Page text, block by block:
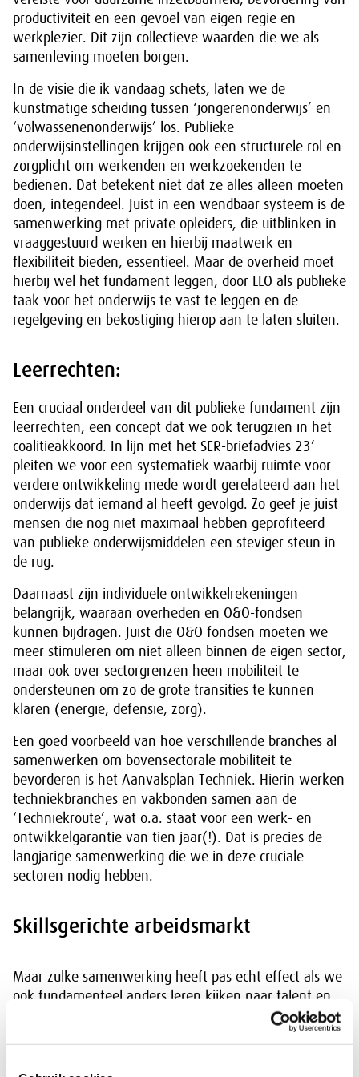
productiviteit en een gevoel van eigen regie en
werkplezier. Dit zijn collectieve waarden die we als
samenleving moeten borgen.
In de visie die ik vandaag schets, laten we de
kunstmatige scheiding tussen ‘jongerenonderwijs’ en
‘volwassenenonderwijs’ los. Publieke
onderwijsinstellingen krijgen ook een structurele rol en
zorgplicht om werkenden en werkzoekenden te
bedienen. Dat betekent niet dat ze alles alleen moeten
doen, integendeel. Juist in een wendbaar systeem is de
samenwerking met private opleiders, die uitblinken in
vraaggestuurd werken en hierbij maatwerk en
flexibiliteit bieden, essentieel. Maar de overheid moet
hierbij wel het fundament leggen, door LLO als publieke
taak voor het onderwijs te vast te leggen en de
regelgeving en bekostiging hierop aan te laten sluiten.
Leerrechten:
Een cruciaal onderdeel van dit publieke fundament zijn
leerrechten, een concept dat we ook terugzien in het
coalitieakkoord. In lijn met het SER-briefadvies 23’
pleiten we voor een systematiek waarbij ruimte voor
verdere ontwikkeling mede wordt gerelateerd aan het
onderwijs dat iemand al heeft gevolgd. Zo geef je juist
mensen die nog niet maximaal hebben geprofiteerd
van publieke onderwijsmiddelen een steviger steun in
de rug.
Daarnaast zijn individuele ontwikkelrekeningen
belangrijk, waaraan overheden en O&O-fondsen
kunnen bijdragen. Juist die O&O fondsen moeten we
meer stimuleren om niet alleen binnen de eigen sector,
maar ook over sectorgrenzen heen mobiliteit te
ondersteunen om zo de grote transities te kunnen
klaren (energie, defensie, zorg).
Een goed voorbeeld van hoe verschillende branches al
samenwerken om bovensectorale mobiliteit te
bevorderen is het Aanvalsplan Techniek. Hierin werken
techniekbranches en vakbonden samen aan de
‘Techniekroute’, wat o.a. staat voor een werk- en
ontwikkelgarantie van tien jaar(!). Dat is precies de
langjarige samenwerking die we in deze cruciale
sectoren nodig hebben.
Skillsgerichte arbeidsmarkt
Maar zulke samenwerking heeft pas echt effect als we
ook fundamenteel anders leren kijken naar talent en
potentieel. Dus niet alleen naar het diploma wat ooit
behaald is, maar vooral naar wat iemand vandaag